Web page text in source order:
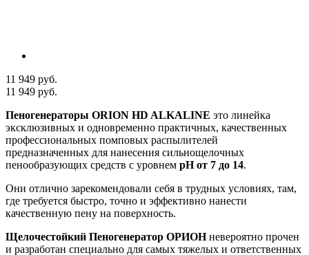
11 949 руб.
11 949 руб.
Пеногенераторы ORION HD ALKALINE это линейка
эксклюзивных и одновременно практичных, качественных
профессиональных помповых распылителей
предназначенных для нанесения сильнощелочных
пенообразующих средств с уровнем pH от 7 до 14.
Они отлично зарекомендовали себя в трудных условиях, там,
где требуется быстро, точно и эффективно нанести
качественную пену на поверхность.
Щелочестойкий Пеногенератор ОРИОНневероятно прочен
и разработан специально для самых тяжелых и ответственных